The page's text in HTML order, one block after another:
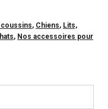
, Chiens, Lits,
, Nos accessoires pour